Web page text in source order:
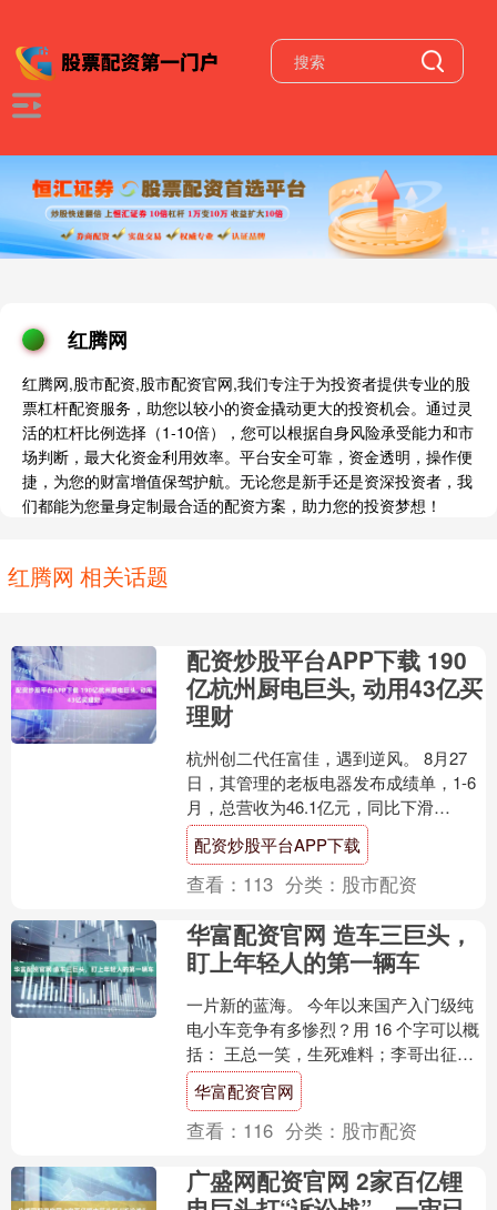
红腾网
红腾网,股市配资,股市配资官网,我们专注于为投资者提供专业的股
票杠杆配资服务，助您以较小的资金撬动更大的投资机会。通过灵
活的杠杆比例选择（1-10倍），您可以根据自身风险承受能力和市
场判断，最大化资金利用效率。平台安全可靠，资金透明，操作便
捷，为您的财富增值保驾护航。无论您是新手还是资深投资者，我
们都能为您量身定制最合适的配资方案，助力您的投资梦想！
红腾网 相关话题
配资炒股平台APP下载 190
亿杭州厨电巨头, 动用43亿买
理财
杭州创二代任富佳，遇到逆风。 8月27
日，其管理的老板电器发布成绩单，1-6
月，总营收为46.1亿元，同比下滑
2.58%。 “市场已从增量转入存量，老板
电器及众....
配资炒股平台APP下载
查看： 113 分类： 股市配资
华富配资官网 造车三巨头，
盯上年轻人的第一辆车
一片新的蓝海。 今年以来国产入门级纯
电小车竞争有多惨烈？用 16 个字可以概
括： 王总一笑，生死难料；李哥出征，
寸草不生。 智能车机、辅助驾驶、长续
航闪充 ......
华富配资官网
查看： 116 分类： 股市配资
广盛网配资官网 2家百亿锂